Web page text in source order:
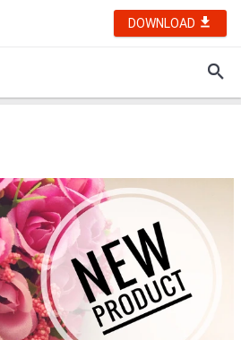
DOWNLOAD